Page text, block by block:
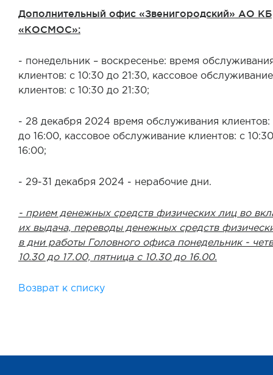
Дополнительный офис «Звенигородский» АО КБ
«КОСМОС»:
- понедельник – воскресенье: время
клиентов: с 10:30 до 21:30, кассовое обслуживание
клиентов: с 10:30 до 21:30;
- 28 декабря 2024 время обслуживания клиентов:
до 16:00, кассовое обслуживание клиентов: с
16:00;
- 29-31 декабря 2024 - нерабочие дни.
- прием денежных средств физических лиц во
их выдача, переводы денежных средств
в дни работы Головного офиса понедельник -
10.30 до 17.00, пятница с 10.30 до 16.00.
Возврат к списку